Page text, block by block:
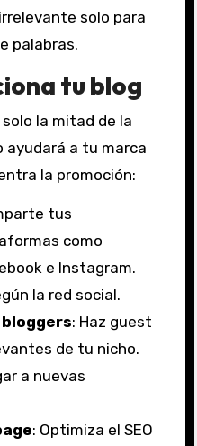
solo para
palabras.
tu blog
la mitad de la
ayudará a tu marca
la promoción:
tus
como
e Instagram.
la red social.
: Haz guest
de tu nicho.
a nuevas
: Optimiza el SEO